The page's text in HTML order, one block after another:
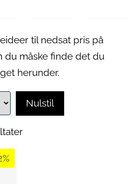
til nedsat pris på
du måske finde det du
herunder.
Nulstil